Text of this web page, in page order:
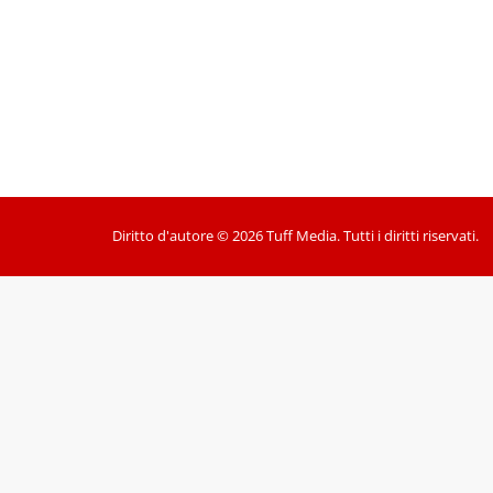
Diritto d'autore © 2026 Tuff Media. Tutti i diritti riservati.